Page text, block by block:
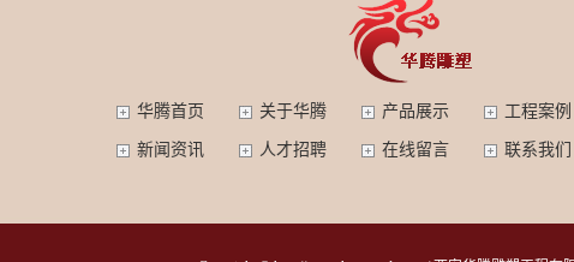
华腾首页 关于华腾 产品展示 工程案例
新闻资讯 人才招聘 在线留言 联系我们